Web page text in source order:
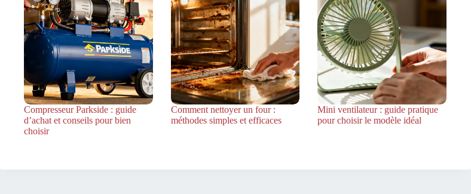
Compresseur Parkside : guide
d’achat et conseils pour bien
choisir
Comment nettoyer un four :
méthodes simples et efficaces
Mini ventilateur : guide pratique
pour choisir le modèle idéal